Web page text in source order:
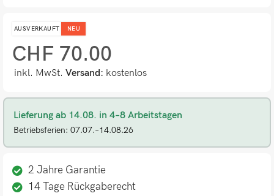
AUSVERKAUFT NEU
CHF 70.00
inkl. MwSt. Versand: kostenlos
Lieferung ab 14.08. in 4–8 Arbeitstagen
Betriebsferien: 07.07.–14.08.26
2 Jahre Garantie
14 Tage Rückgaberecht